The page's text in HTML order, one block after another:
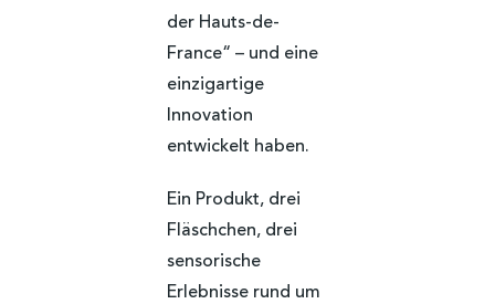
der Hauts-de-
France“ – und eine
einzigartige
Innovation
entwickelt haben.
Ein Produkt, drei
Fläschchen, drei
sensorische
Erlebnisse rund um